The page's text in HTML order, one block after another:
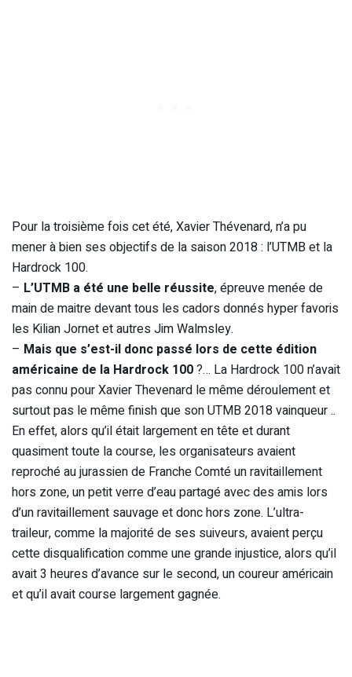
Pour la troisième fois cet été, Xavier Thévenard, n’a pu
mener à bien ses objectifs de la saison 2018 : l’UTMB et la
Hardrock 100.
– L’UTMB a été une belle réussite, épreuve menée de
main de maitre devant tous les cadors donnés hyper favoris
les Kilian Jornet et autres Jim Walmsley.
– Mais que s’est-il donc passé lors de cette édition
américaine de la Hardrock 100?… La Hardrock 100 n’avait
pas connu pour Xavier Thevenard le même déroulement et
surtout pas le même finish que son UTMB 2018 vainqueur ..
En effet, alors qu’il était largement en tête et durant
quasiment toute la course, les organisateurs avaient
reproché au jurassien de Franche Comté un ravitaillement
hors zone, un petit verre d’eau partagé avec des amis lors
d’un ravitaillement sauvage et donc hors zone. L’ultra-
traileur, comme la majorité de ses suiveurs, avaient perçu
cette disqualification comme une grande injustice, alors qu’il
avait 3 heures d’avance sur le second, un coureur américain
et qu’il avait course largement gagnée.